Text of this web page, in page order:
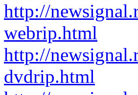
http://
webrip.html
http://
dvdrip.html